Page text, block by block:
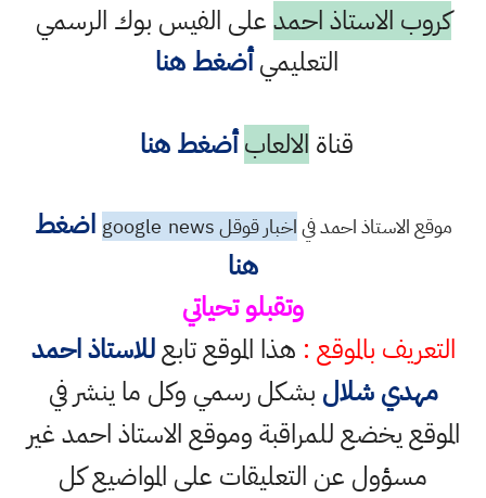
كروب الاستاذ احمدعلى الفيس بوك الرسمي
التعليميأضغط هنا
قناة الالعاب أضغط هنا
موقع الاستاذ احمد فياخبار قوقل googlenews
اضغط
هنا
وتقبلو تحياتي
التعريف بالموقع : هذا الموقع تابعللاستاذ احمد
مهدي شلال بشكل رسمي وكل ما ينشر في
الموقع يخضع للمراقبة وموقع الاستاذ احمد غير
مسؤول عن التعليقات على المواضيع كل